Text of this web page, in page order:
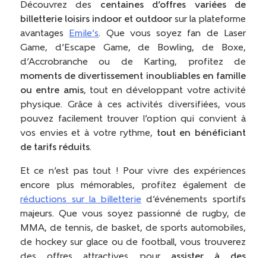
Découvrez des centaines d’offres variées de
billetterie loisirs indoor et outdoor sur la plateforme
avantages
Emile’s. Que vous soyez fan de Laser
Game, d’Escape Game, de Bowling, de Boxe,
d’Accrobranche ou de Karting, profitez de
moments de divertissement inoubliables en famille
ou entre amis, tout en développant votre activité
physique. Grâce à ces activités diversifiées, vous
pouvez facilement trouver l’option qui convient à
vos envies et à votre rythme, tout en bénéficiant
de tarifs réduits.
Et ce n’est pas tout ! Pour vivre des expériences
encore plus mémorables, profitez également de
réductions sur la billetterie d’événements sportifs
majeurs. Que vous soyez passionné de rugby, de
MMA, de tennis, de basket, de sports automobiles,
de hockey sur glace ou de football, vous trouverez